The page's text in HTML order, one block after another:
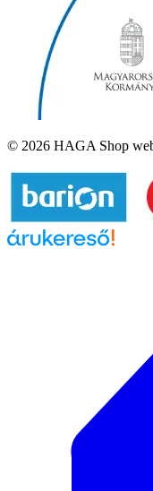
© 2026 HAGA Shop